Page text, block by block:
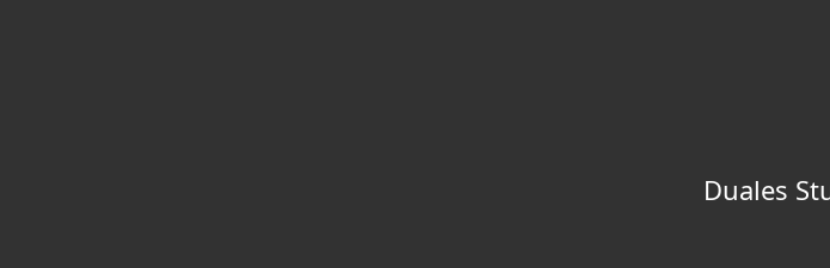
Duales